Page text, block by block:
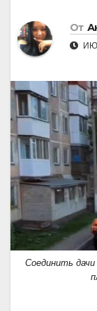
От
Соединить